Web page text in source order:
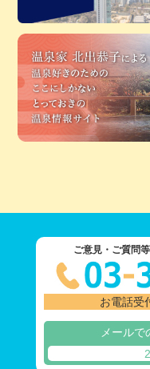
ご意見・ご質問
お電話受
メールで